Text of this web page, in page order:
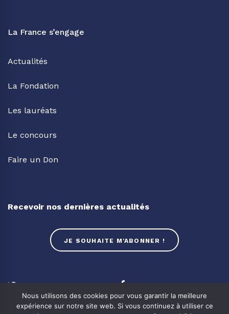
La France s’engage
Actualités
La Fondation
Les lauréats
Le concours
Faire un Don
Recevoir nos dernières actualités
JE SOUHAITE M'ABONNER !
Twitter Facebook
Linkedin Youtube
Nous utilisons des cookies pour vous garantir la meilleure
expérience sur notre site web. Si vous continuez à utiliser ce